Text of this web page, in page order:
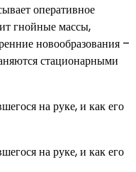
оперативное
гнойные массы,
новообразования –
стационарными